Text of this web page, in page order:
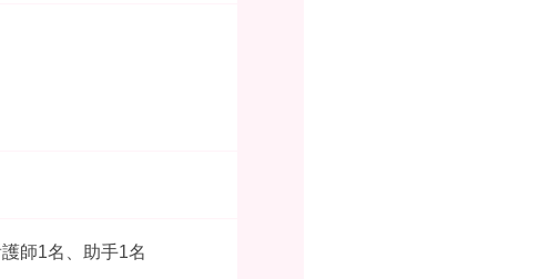
師1名、助手1名